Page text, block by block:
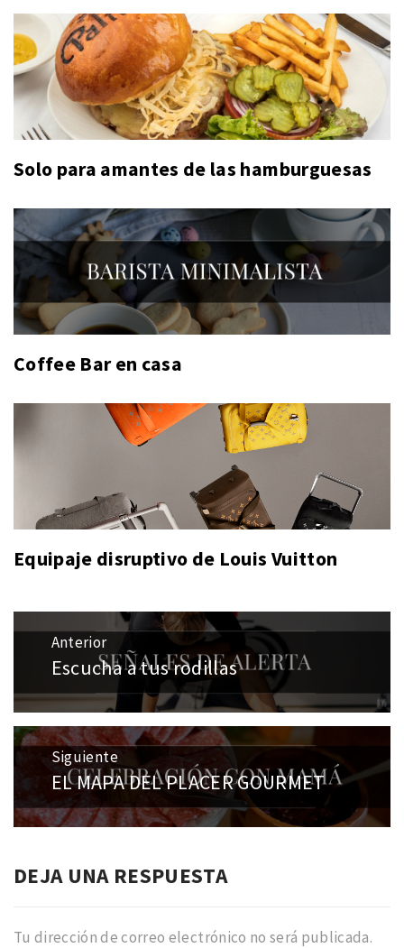
Solo para amantes de las hamburguesas
Coffee Bar en casa
Equipaje disruptivo de Louis Vuitton
Navegación
Anterior
Entrada
anterior:
Escucha a tus rodillas
Siguiente
Entrada
siguiente:
EL MAPA DEL PLACER GOURMET
DEJA UNA RESPUESTA
Tu dirección de correo electrónico no será publicada.